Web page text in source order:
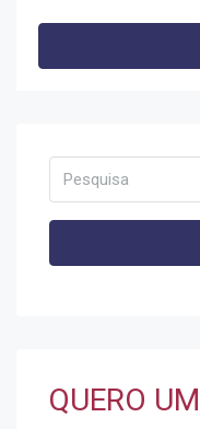
QUERO